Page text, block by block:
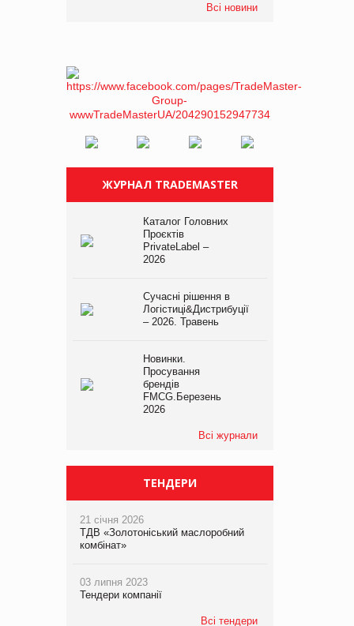
Всі новини
ЖУРНАЛ TRADEMASTER
Каталог Головних
Проєктів
PrivateLabel –
2026
Сучасні рішення в
Логістиці&Дистрибуції
– 2026. Травень
Новинки.
Просування
брендів
FMCG.Березень
2026
Всі журнали
ТЕНДЕРИ
21 січня 2026
ТДВ «Золотоніський маслоробний
комбінат»
03 липня 2023
Тендери компанії
Всі тендери